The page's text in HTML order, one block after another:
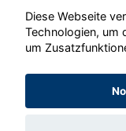
©
Diese Webseite
Technologien, um
um